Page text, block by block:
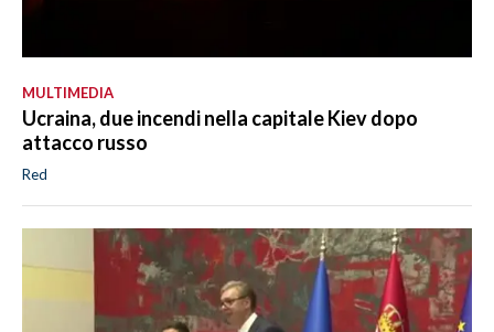
MULTIMEDIA
Ucraina, due incendi nella capitale Kiev dopo
attacco russo
Red